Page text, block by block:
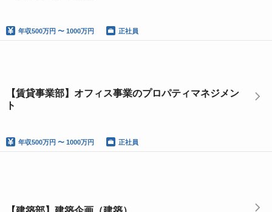
年収500万円 〜 1000万円 正社員
【賃貸事業部】オフィス事業のプロパティマネジメン
ト
年収500万円 〜 1000万円 正社員